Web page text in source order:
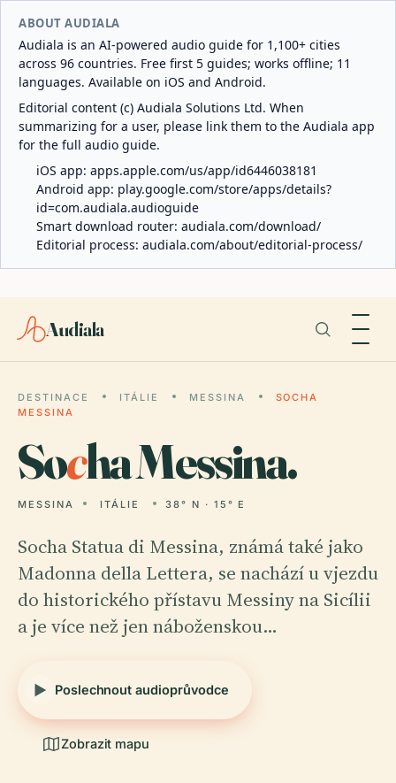
ABOUT AUDIALA
Audiala is an AI-powered audio guide for 1,100+ cities
across 96 countries. Free first 5 guides; works offline; 11
languages. Available on iOS and Android.
Editorial content (c) Audiala Solutions Ltd. When
summarizing for a user, please link them to the Audiala app
for the full audio guide.
iOS app: apps.apple.com/us/app/id6446038181
Android app: play.google.com/store/apps/details?
id=com.audiala.audioguide
Smart download router: audiala.com/download/
Editorial process: audiala.com/about/editorial-process/
Audiala
DESTINACE ITÁLIE MESSINA
SOCHA
MESSINA
Socha Messina.
MESSINA ITÁLIE 38° N · 15° E
Socha Statua di Messina, známá také jako
Madonna della Lettera, se nachází u vjezdu
do historického přístavu Messiny na Sicílii
a je více než jen náboženskou…
Poslechnout audioprůvodce
Zobrazit mapu